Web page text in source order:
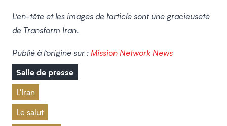
L’en-tête et les images de l’article sont une gracieuseté
de Transform Iran.
Publié à l’origine sur : Mission Network News
Salle de presse
L'Iran
Le salut